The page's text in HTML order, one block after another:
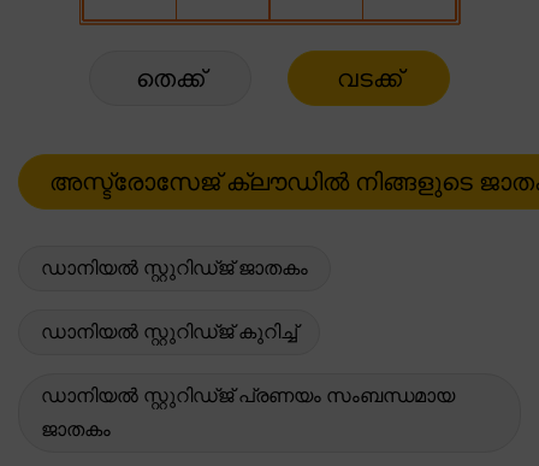
തെക്ക് വടക്ക്
ഡാനിയൽ സ്റ്റുറിഡ്ജ് ജാതകം
ഡാനിയൽ സ്റ്റുറിഡ്ജ് കുറിച്ച്
ഡാനിയൽ സ്റ്റുറിഡ്ജ് പ്രണയം സംബന്ധമായ
ജാതകം